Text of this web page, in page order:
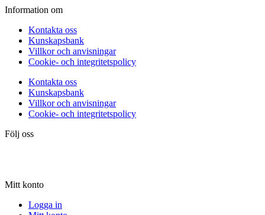
Information om
Kontakta oss
Kunskapsbank
Villkor och anvisningar
Cookie- och integritetspolicy
Kontakta oss
Kunskapsbank
Villkor och anvisningar
Cookie- och integritetspolicy
Följ oss
Mitt konto
Logga in